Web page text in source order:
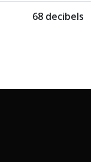
68 decibels